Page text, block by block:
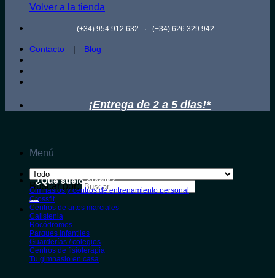
Volver a la tienda
(+34) 954 912 632 · (+34) 626 329 942
Contacto | Blog
¡Entrega de 2 a 5 días!*
Menú
Buscar por:
¿Qué suelo elegir?
Gimnasios y centros de entrenamiento personal
Crossfit
Centros de artes marciales
Calistenia
Rocódromos
Parques infantiles
Guarderías / colegios
Centros de fisioterapia
Tu gimnasio en casa